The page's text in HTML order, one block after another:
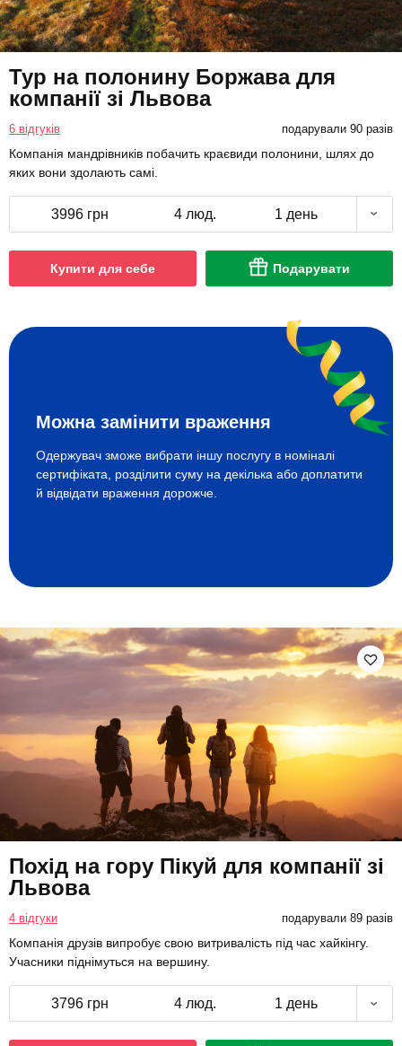
Тур на полонину Боржава для
компанії зі Львова
6 відгуків подарували 90 разів
Компанія мандрівників побачить краєвиди полонини, шлях до
яких вони здолають самі.
3996 грн 4 люд. 1 день
Купити для себе Подарувати
Можна замінити враження
Одержувач зможе вибрати іншу послугу в номіналі
сертифіката, розділити суму на декілька або доплатити
й відвідати враження дорожче.
Похід на гору Пікуй для компанії зі
Львова
4 відгуки подарували 89 разів
Компанія друзів випробує свою витривалість під час хайкінгу.
Учасники піднімуться на вершину.
3796 грн 4 люд. 1 день